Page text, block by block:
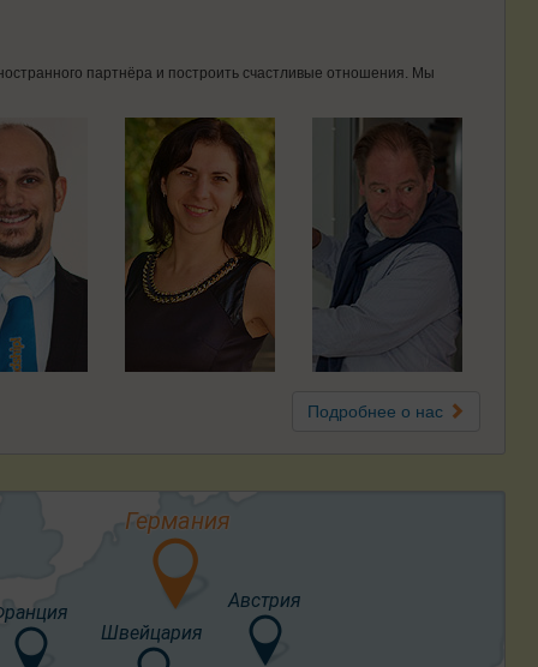
партнёра и построить счастливые отношения. Мы
Подробнее о нас
Германия
Австрия
Швейцария